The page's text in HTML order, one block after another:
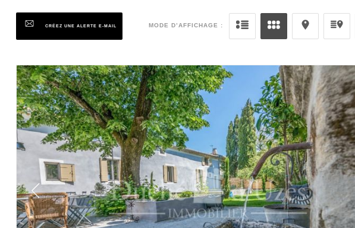
CRÉEZ UNE ALERTE E-MAIL MODE D’AFFICHAGE :